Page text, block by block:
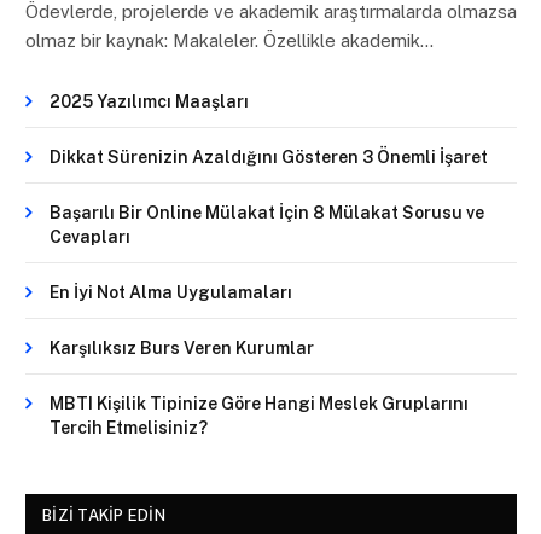
Ödevlerde, projelerde ve akademik araştırmalarda olmazsa
olmaz bir kaynak: Makaleler. Özellikle akademik…
2025 Yazılımcı Maaşları
Dikkat Sürenizin Azaldığını Gösteren 3 Önemli İşaret
Başarılı Bir Online Mülakat İçin 8 Mülakat Sorusu ve
Cevapları
En İyi Not Alma Uygulamaları
Karşılıksız Burs Veren Kurumlar
MBTI Kişilik Tipinize Göre Hangi Meslek Gruplarını
Tercih Etmelisiniz?
BIZI TAKIP EDIN